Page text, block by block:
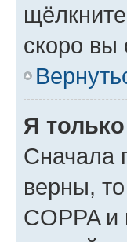
скоро вы
Я
Сначала
верны,
COPPA и